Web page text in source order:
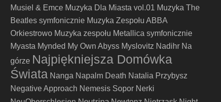
Musiel & Emce Muzyka Dla Miasta vol.01 Muzyka The
Beatles symfonicznie Muzyka Zespołu ABBA
Orkiestrowo Muzyka zespołu Metallica symfonicznie
Myasta Mynded My Own Abyss Myslovitz Nadihr Na
górze Najpiękniejsza Domówka
Świata Nanga Napalm Death Natalia Przybysz
Negative Approach Nemesis Sopor Nerki